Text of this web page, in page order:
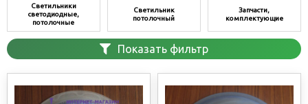
Светильники
светодиодные,
потолочные
Светильник
потолочный
Запчасти,
комплектующие
Показать фильтр